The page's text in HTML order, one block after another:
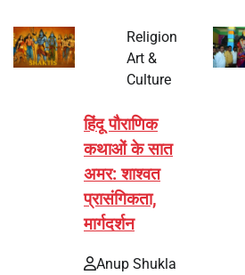
Religion
Art &
Culture
हिंदू पौराणिक
कथाओं के सात
अमर: शाश्वत
प्रासंगिकता,
मार्गदर्शन
Anup Shukla